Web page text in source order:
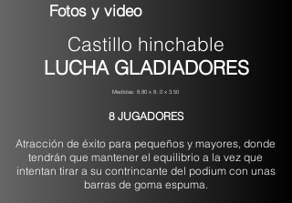
Fotos y video
Castillo hinchable
LUCHA GLADIADORES
Medidas: 8.80 x 8..0 x 3.50
​​​8 JUGADORES
Atracción de éxito para pequeños y mayores, donde
tendrán que mantener el equilibrio a la vez que
intentan tirar a su contrincante del podium con unas
barras de goma espuma.